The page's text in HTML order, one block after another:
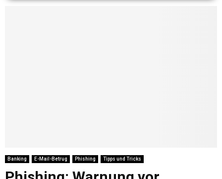
Banking E-Mail-Betrug Phishing Tipps und Tricks